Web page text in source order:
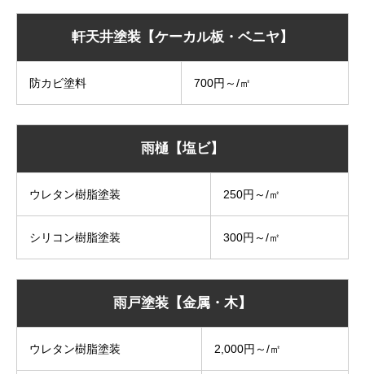
軒天井塗装【ケーカル板・ベニヤ】
防カビ塗料 700円～/㎡
雨樋【塩ビ】
ウレタン樹脂塗装 250円～/㎡
シリコン樹脂塗装 300円～/㎡
雨戸塗装【金属・木】
ウレタン樹脂塗装 2,000円～/㎡